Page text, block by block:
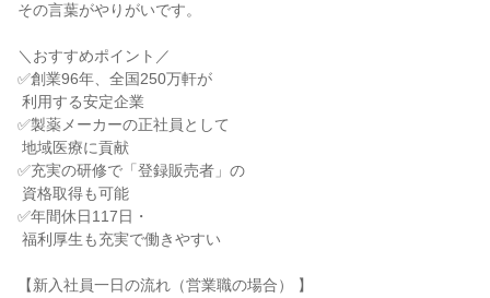
その言葉がやりがいです。
＼おすすめポイント／
✅創業96年、全国250万軒が
✅製薬メーカーの正社員として
✅充実の研修で「登録販売者」の
✅年間休日117日・
【新入社員一日の流れ（営業職の場合） 】